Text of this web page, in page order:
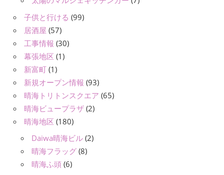
子供と行ける (99)
居酒屋 (57)
工事情報 (30)
幕張地区 (1)
新富町 (1)
新規オープン情報 (93)
晴海トリトンスクエア (65)
晴海ビュープラザ (2)
晴海地区 (180)
Daiwa晴海ビル (2)
晴海フラッグ (8)
晴海ふ頭 (6)